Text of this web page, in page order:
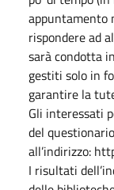
appuntamento
rispondere ad
sarà condotta
gestiti solo in
garantire la
Gli interessati
del
all’indirizzo:
I risultati